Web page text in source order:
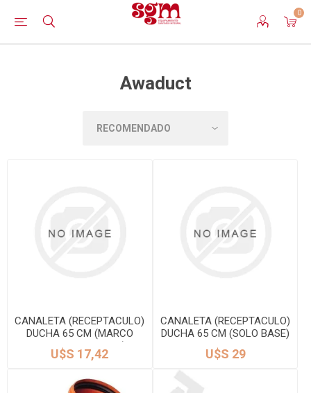
0
Awaduct
CANALETA (RECEPTACULO)
DUCHA 65 CM (MARCO
INOX, REJILLA BCA)
AWADUCT
U$S 17,42
CANALETA (RECEPTACULO)
DUCHA 65 CM (SOLO BASE)
AWADUCT
U$S 29